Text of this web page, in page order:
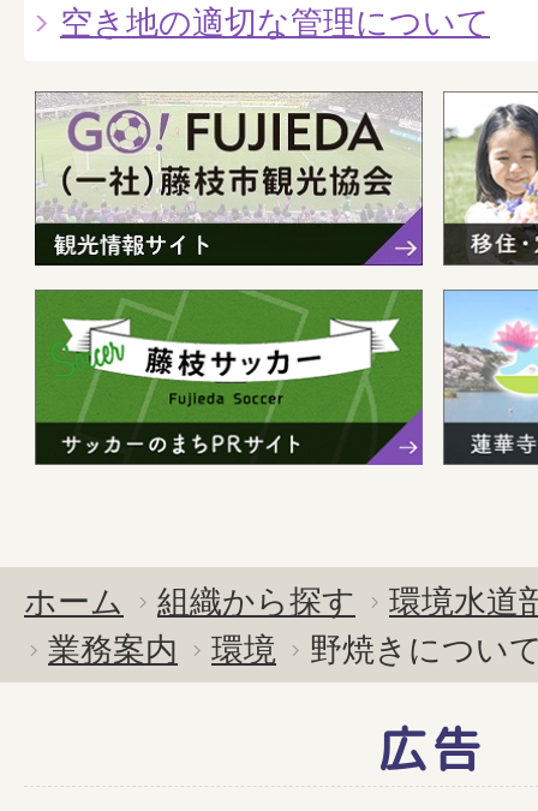
空き地の適切な管理について
ホーム 組織から探す
環境水道
業務案内
環境 野焼きについ
広告